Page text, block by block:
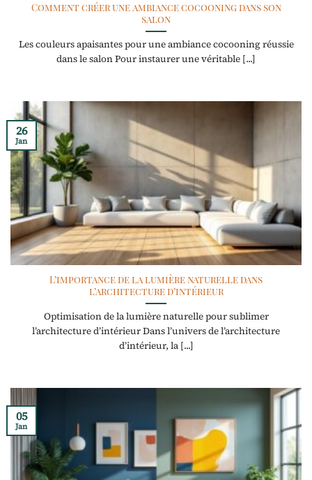
Comment créer une ambiance cocooning dans son
salon
Les couleurs apaisantes pour une ambiance cocooning réussie
dans le salon Pour instaurer une véritable [...]
L’importance de la lumière naturelle dans
l’architecture d’intérieur
Optimisation de la lumière naturelle pour sublimer
l’architecture d’intérieur Dans l’univers de l’architecture
d’intérieur, la [...]
26
Jan
05
Jan